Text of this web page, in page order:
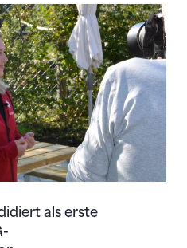
als erste
als erste Schweizerin